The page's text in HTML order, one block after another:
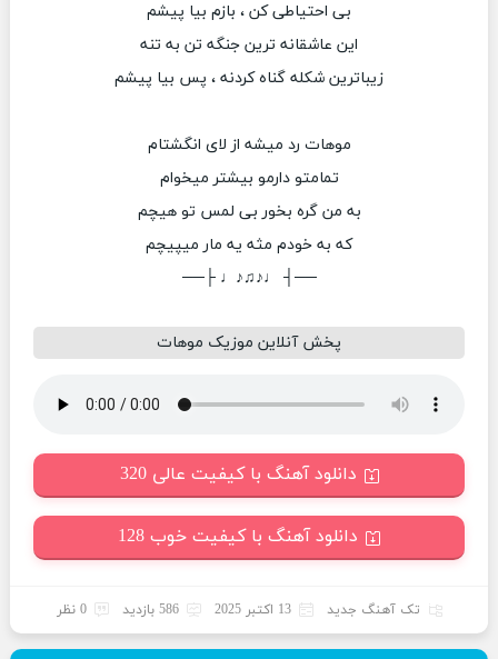
بی احتیاطی کن ، بازم بیا پیشم
این عاشقانه ترین جنگه تن به تنه
زیباترین شکله گناه کردنه ، پس بيا پيشم
موهات رد میشه از لای انگشتام
تمامتو دارمو بیشتر میخوام
به من گره بخور بی لمس تو هیچم
که به خودم مثه یه مار میپیچم
──┤ ♩♪♫♪♩ ├──
پخش آنلاین موزیک موهات
دانلود آهنگ با کیفیت عالی 320
دانلود آهنگ با کیفیت خوب 128
تک آهنگ جدید 13 اکتبر 2025 586 بازدید 0 نظر